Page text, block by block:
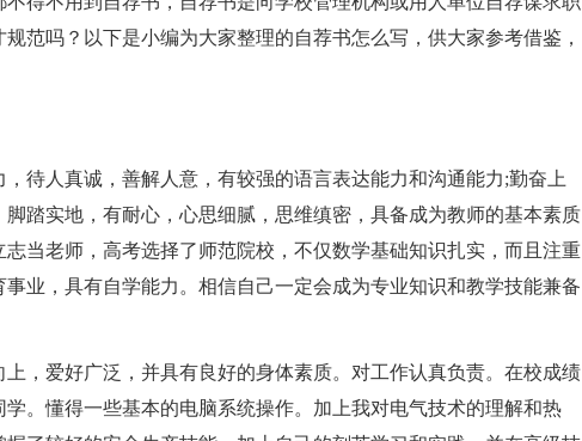
范吗？以下是小编为大家整理的自荐书怎么写，供大家参考借鉴，
待人真诚，善解人意，有较强的语言表达能力和沟通能力;勤奋上
踏实地，有耐心，心思细腻，思维缜密，具备成为教师的基本素质
当老师，高考选择了师范院校，不仅数学基础知识扎实，而且注重
业，具有自学能力。相信自己一定会成为专业知识和教学技能兼备
，爱好广泛，并具有良好的身体素质。对工作认真负责。在校成绩
。懂得一些基本的电脑系统操作。加上我对电气技术的理解和热